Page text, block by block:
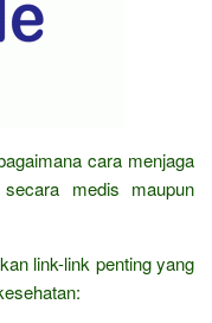
cara menjaga
medis maupun
link-link penting yang